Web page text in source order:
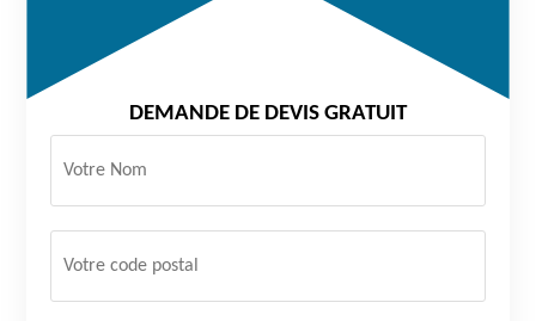
DEMANDE DE DEVIS GRATUIT